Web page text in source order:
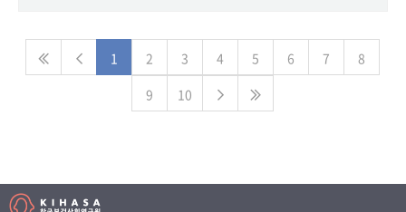
1 2 3 4 5 6 7
8
9
10